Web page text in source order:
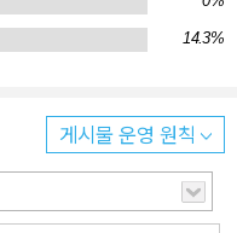
거스르는 지킬의 실험은 선
수 있는 불행을 낱낱이 보
모습을 적나라하게 드러낸
양면성을 가장 잘 표현한
6개월 만에 4만 부가 팔릴
14.3%
게시물 운영 원칙